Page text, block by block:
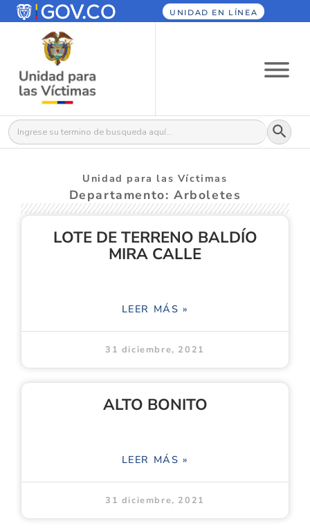
UNIDAD EN LÍNEA
Buscar: Botón
Unidad para las Víctimas
Departamento: Arboletes
LOTE DE TERRENO BALDÍO
MIRA CALLE
LEER MÁS »
31 diciembre, 2021
ALTO BONITO
LEER MÁS »
31 diciembre, 2021